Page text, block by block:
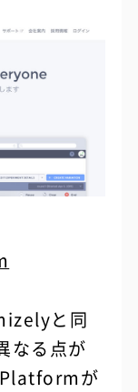
と同
なる点が
が